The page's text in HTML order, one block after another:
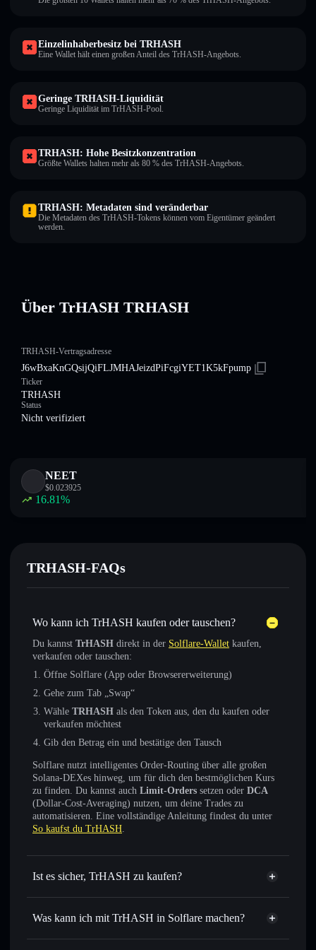
Einzelinhaberbesitz bei TRHASH
Eine Wallet hält einen großen Anteil des TrHASH-Angebots.
Geringe TRHASH-Liquidität
Geringe Liquidität im TrHASH-Pool.
TRHASH: Hohe Besitzkonzentration
Größte Wallets halten mehr als 80 % des TrHASH-Angebots.
TRHASH: Metadaten sind veränderbar
Die Metadaten des TrHASH-Tokens können vom Eigentümer geändert
werden.
Über TrHASH TRHASH
TRHASH-Vertragsadresse
J6wBxaKnGQsijQiFLJMHAJeizdPiFcgiYET1K5kFpump
Ticker
TRHASH
Status
Nicht verifiziert
NEET
$0.023925
16.81%
TRHASH-FAQs
Wo kann ich TrHASH kaufen oder tauschen?
Du kannst TrHASH direkt in der Solflare-Wallet kaufen,
verkaufen oder tauschen:
Öffne Solflare (App oder Browsererweiterung)
Gehe zum Tab „Swap“
Wähle TRHASH als den Token aus, den du kaufen oder
verkaufen möchtest
Gib den Betrag ein und bestätige den Tausch
Solflare nutzt intelligentes Order-Routing über alle großen
Solana-DEXes hinweg, um für dich den bestmöglichen Kurs
zu finden. Du kannst auch Limit-Orders setzen oder DCA
(Dollar-Cost-Averaging) nutzen, um deine Trades zu
automatisieren. Eine vollständige Anleitung findest du unter
So kaufst du TrHASH.
Ist es sicher, TrHASH zu kaufen?
TrHASH nicht verifiziert
Was kann ich mit TrHASH in Solflare machen?
TrHASH
Solflare-Wallet